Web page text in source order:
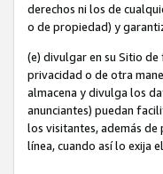
derechos ni los de
o de propiedad) y
(e) divulgar en su Sitio
privacidad o de otra
almacena y divulga los
anunciantes) puedan
los visitantes, además
línea, cuando así lo exija